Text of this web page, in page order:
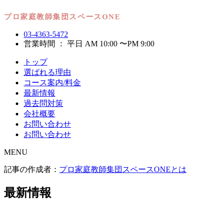
03-4363-5472
営業時間 ： 平日 AM 10:00 〜PM 9:00
トップ
選ばれる理由
コース案内/料金
最新情報
過去問対策
会社概要
お問い合わせ
お問い合わせ
MENU
記事の作成者： プロ家庭教師集団スペースONEとは
最新情報